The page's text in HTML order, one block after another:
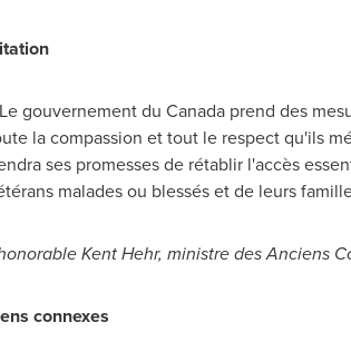
gouvernement du Canadaprend des
la compassion et tout le respect qu'ils
ses promesses de rétablir l'accès
malades ou blessés et de leurs
Kent Hehr, ministre des Anciens
connexes